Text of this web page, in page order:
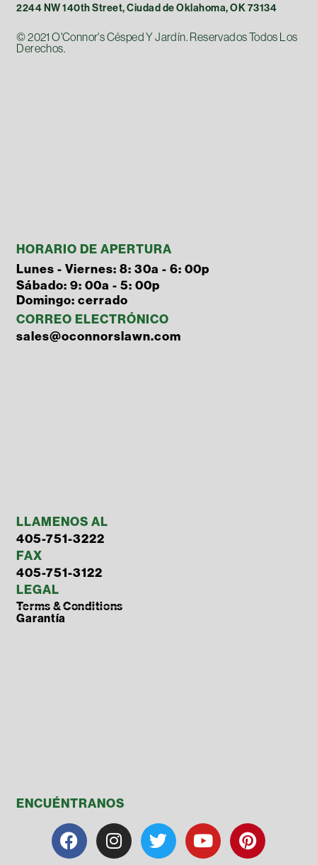
2244 NW 140th Street, Ciudad de Oklahoma, OK 73134
© 2021 O'Connor's Césped Y Jardín. Reservados Todos Los
Derechos.
HORARIO DE APERTURA
Lunes - Viernes: 8: 30a - 6: 00p
Sábado: 9: 00a - 5: 00p
Domingo: cerrado
CORREO ELECTRÓNICO
sales@oconnorslawn.com
LLAMENOS AL
405-751-3222
FAX
405-751-3122
LEGAL
Terms & Conditions
Garantía
ENCUÉNTRANOS